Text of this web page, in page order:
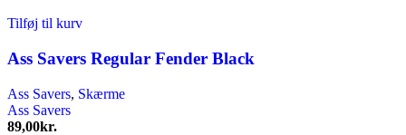
Tilføj til kurv
Ass Savers Regular Fender Black
Ass Savers, Skærme
Ass Savers
89,00kr.